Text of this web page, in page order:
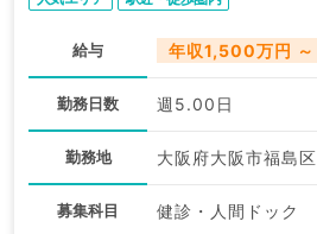
給与 年収1,500万円 ～
勤務日数 週5.00日
勤務地 大阪府大阪市福島区
募集科目 健診・人間ドック